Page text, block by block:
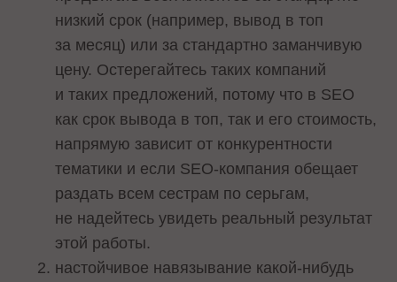
низкий срок (например, вывод в топ
за месяц) или за стандартно заманчивую
цену. Остерегайтесь таких компаний
и таких предложений, потому что в SEO
как срок вывода в топ, так и его стоимость,
напрямую зависит от конкурентности
тематики и если SEO-компания обещает
раздать всем сестрам по серьгам,
не надейтесь увидеть реальный результат
этой работы.
настойчивое навязывание какой-нибудь